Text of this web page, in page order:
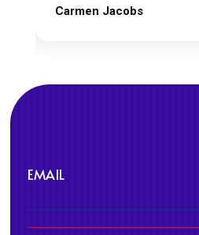
Carmen Jacobs
EMAIL